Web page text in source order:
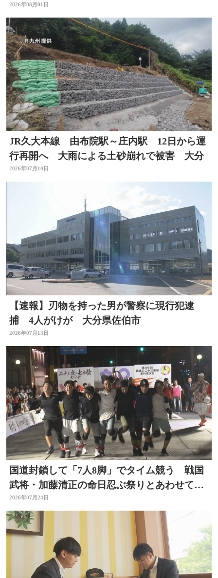
金の呼びかけも
2026年08月01日
JR久大本線 由布院駅～庄内駅 12日から運
行再開へ 大雨による土砂崩れで被害 大分
2026年07月10日
【速報】刃物を持った男が警察に現行犯逮
捕 4人がけが 大分県佐伯市
2026年07月13日
国道封鎖して「7人8脚」でタイム競う 戦国
武将・加藤清正の命日忍ぶ祭りとあわせて初
開催 大分
2026年07月24日